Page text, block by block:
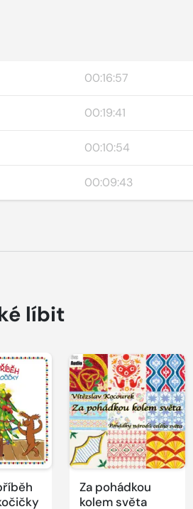
00:16:57
00:19:41
00:10:54
00:09:43
líbit
Za pohádkou
kolem světa
Přehrát
ukázku